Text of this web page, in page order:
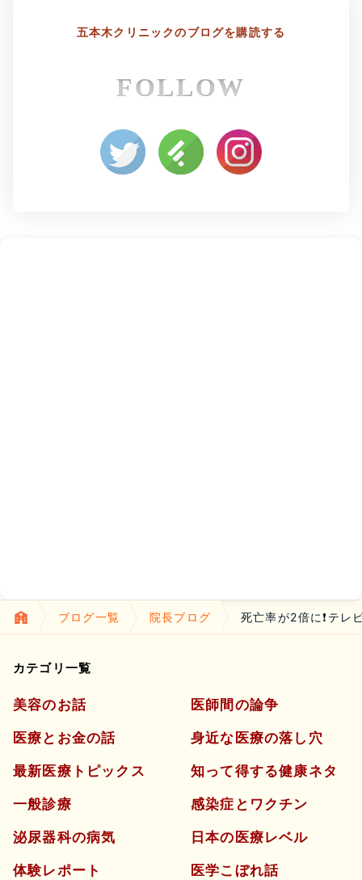
五本木クリニックのブログを購読する
FOLLOW
ブログ一覧 院長ブログ 死亡率が2倍に❗テレ
カテゴリ一覧
美容のお話
医療とお金の話
最新医療トピックス
一般診療
泌尿器科の病気
体験レポート
医師間の論争
身近な医療の落し穴
知って得する健康ネタ
感染症とワクチン
日本の医療レベル
医学こぼれ話